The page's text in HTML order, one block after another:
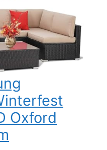
Oxford